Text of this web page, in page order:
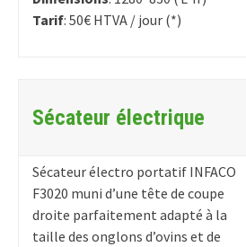
Tarif: 50€ HTVA / jour (*)
Sécateur électrique
Sécateur électro portatif INFACO
F3020 muni d’une tête de coupe
droite parfaitement adapté à la
taille des onglons d’ovins et de